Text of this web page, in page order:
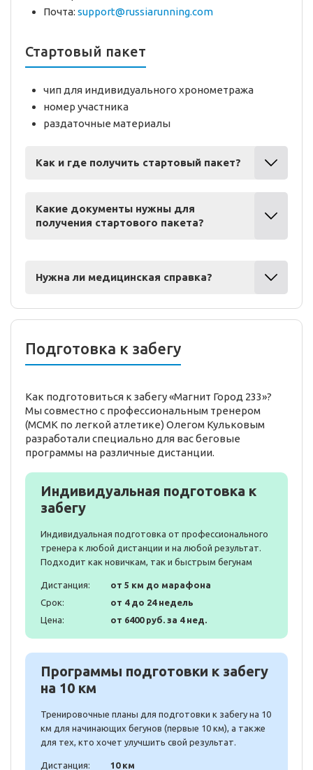
Почта: support@russiarunning.com
Стартовый пакет
чип для индивидуального хронометража
номер участника
раздаточные материалы
Как и где получить стартовый пакет?
Какие документы нужны для
получения стартового пакета?
Нужна ли медицинская справка?
Подготовка к забегу
Как подготовиться к забегу «Магнит Город 233»?
Мы совместно с профессиональным тренером
(МСМК по легкой атлетике) Олегом Кульковым
разработали специально для вас беговые
программы на различные дистанции.
Индивидуальная подготовка к
забегу
Индивидуальная подготовка от профессионального
тренера к любой дистанции и на любой результат.
Подходит как новичкам, так и быстрым бегунам
Дистанция:
от 5 км до марафона
Срок:
от 4 до 24 недель
Цена:
от 6400 руб. за 4 нед.
Программы подготовки к забегу
на 10 км
Тренировочные планы для подготовки к забегу на 10
км для начинающих бегунов (первые 10 км), а также
для тех, кто хочет улучшить свой результат.
Дистанция:
10 км